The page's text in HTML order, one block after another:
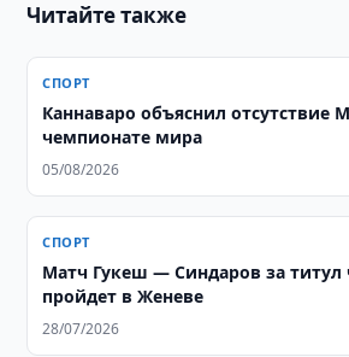
Читайте также
СПОРТ
Каннаваро объяснил отсутствие
чемпионате мира
05/08/2026
СПОРТ
Матч Гукеш — Синдаров за
пройдет в Женеве
28/07/2026